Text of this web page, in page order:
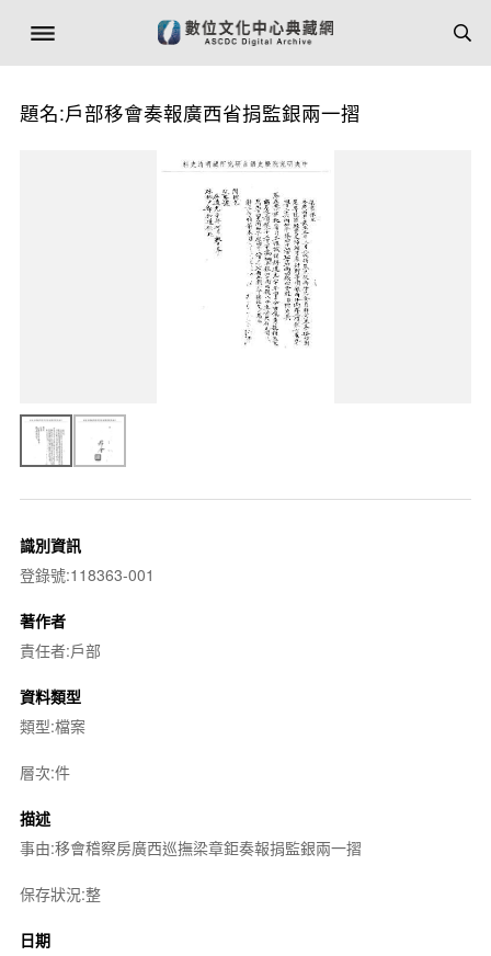
題名:戶部移會奏報廣西省捐監銀兩一摺
識別資訊
登錄號:118363-001
著作者
責任者:戶部
資料類型
類型:檔案
層次:件
描述
事由:移會稽察房廣西巡撫梁章鉅奏報捐監銀兩一摺
保存狀況:整
日期